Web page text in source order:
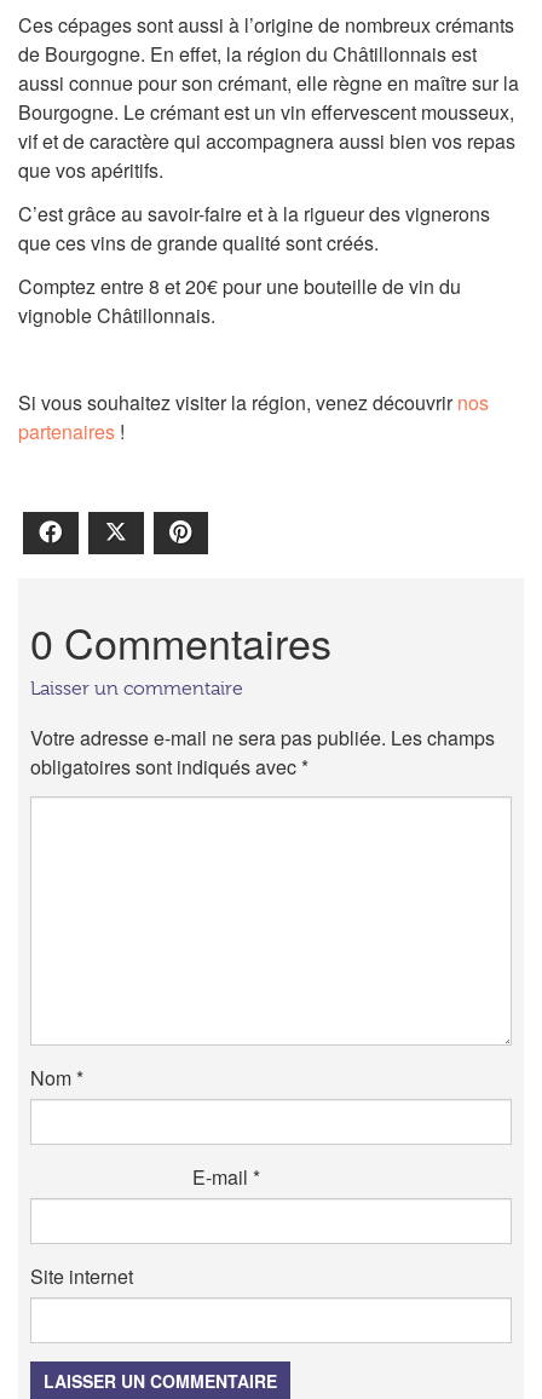
Ces cépages sont aussi à l’origine de nombreux crémants
de Bourgogne. En effet, la région du Châtillonnais est
aussi connue pour son crémant, elle règne en maître sur la
Bourgogne. Le crémant est un vin effervescent mousseux,
vif et de caractère qui accompagnera aussi bien vos repas
que vos apéritifs.
C’est grâce au savoir-faire et à la rigueur des vignerons
que ces vins de grande qualité sont créés.
Comptez entre 8 et 20€ pour une bouteille de vin du
vignoble Châtillonnais.
Si vous souhaitez visiter la région, venez découvrirnos
partenaires !
Facebook
0 Commentaires
Laisser un commentaire
Votre adresse e-mail ne sera pas publiée. Les champs
obligatoires sont indiqués avec*
Nom*
E-mail *
Site internet
LAISSER UN COMMENTAIRE